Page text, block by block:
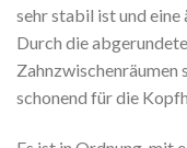
sehr stabil ist und
Durch die
Zahnzwischenräumen
schonend für die